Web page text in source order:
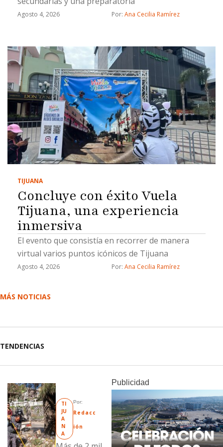
Agosto 4, 2026 Por: Ana Cecilia Ramírez
TIJUANA
Concluye con éxito Vuela
Tijuana, una experiencia
inmersiva
El evento que consistía en recorrer de manera
virtual varios puntos icónicos de Tijuana
Agosto 4, 2026 Por: Ana Cecilia Ramírez
MÁS NOTICIAS
TENDENCIAS
TI
JU
A
N
A
Por:
Redacc
ión
Publicidad